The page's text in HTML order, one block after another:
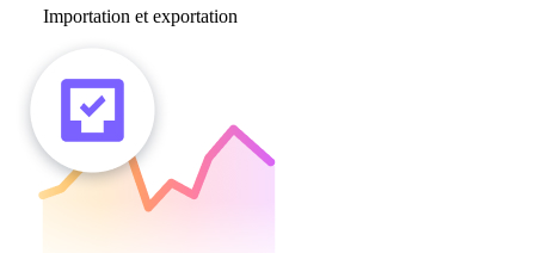
Importation et exportation